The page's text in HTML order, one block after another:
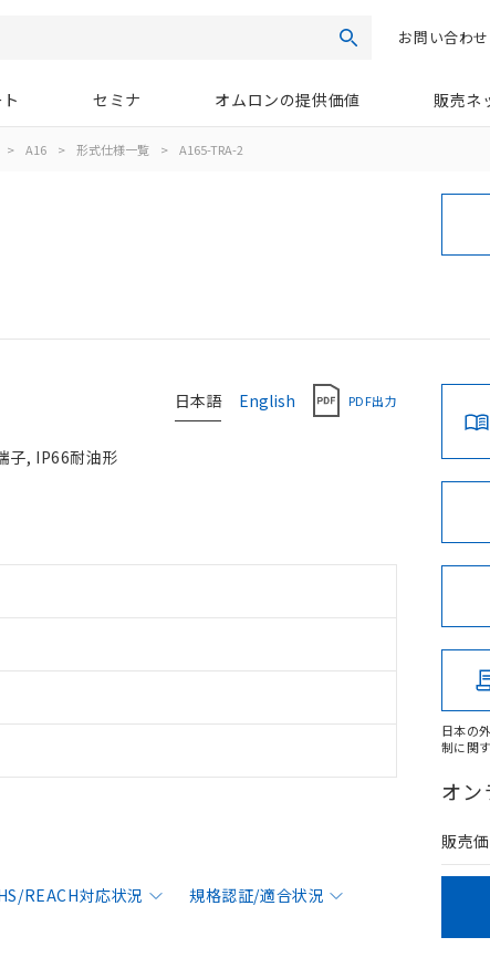
検索お問い合わせ
セミナ オムロンの提供価値 販売ネ
> A16 > 形式仕様一覧 > A165-TRA-2
日本語 English PDF出力
子, IP66耐油形
REACH対応状況 規格認証/適合状況
日本の
制に関
オン
販売